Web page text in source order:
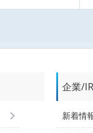
企業/IR
新着情